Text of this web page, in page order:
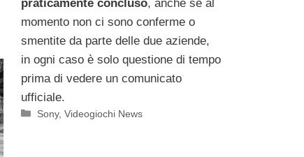
praticamente concluso, anche se al
momento non ci sono conferme o
smentite da parte delle due aziende,
in ogni caso è solo questione di tempo
prima di vedere un comunicato
ufficiale.
Categorie
Sony,Videogiochi News